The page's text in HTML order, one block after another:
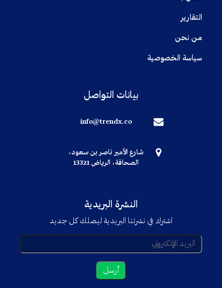
التقارير
من نحن
سياسة الخصوصية
بيانات التواصل
info@trendx.co
شارع الأمير ناصر بن سعود،
الصحافة، الرياض 13321
النشرة البريدية
اشترك في نشرتنا البريدية ليصلك كل جديد